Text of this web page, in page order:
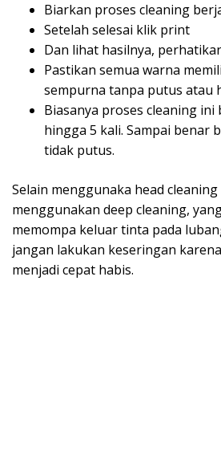
Biarkan proses cleaning
Setelah selesai klik print
Dan lihat hasilnya,
Pastikan semua warna
sempurna tanpa putus atau
Biasanya proses cleaning
hingga 5 kali. Sampai benar
tidak putus.
Selain menggunaka head
menggunakan deep cleaning,
memompa keluar tinta pada
jangan lakukan keseringan
menjadi cepat habis.